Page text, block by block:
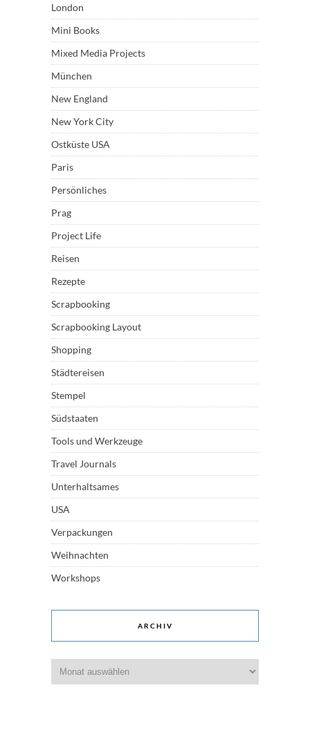
London
Mini Books
Mixed Media Projects
München
New England
New York City
Ostküste USA
Paris
Persönliches
Prag
Project Life
Reisen
Rezepte
Scrapbooking
Scrapbooking Layout
Shopping
Städtereisen
Stempel
Südstaaten
Tools und Werkzeuge
Travel Journals
Unterhaltsames
USA
Verpackungen
Weihnachten
Workshops
ARCHIV